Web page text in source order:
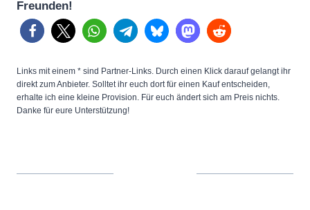
Freunden!
Links mit einem * sind Partner-Links. Durch einen Klick darauf gelangt ihr
direkt zum Anbieter. Solltet ihr euch dort für einen Kauf entscheiden,
erhalte ich eine kleine Provision. Für euch ändert sich am Preis nichts.
Danke für eure Unterstützung!